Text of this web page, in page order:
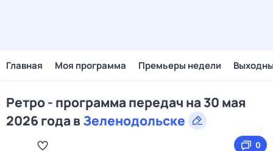
Главная Моя программа Премьеры недели
Ретро - программа передач на 30 мая
2026 года вЗеленодольске
0